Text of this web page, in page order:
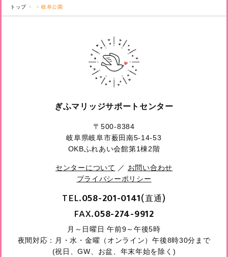
トップ 岐阜公園
ぎふマリッジサポートセンター
〒500-8384
岐阜県岐阜市薮田南5-14-53
OKBふれあい会館第1棟2階
センターについて ／ お問い合わせ
プライバシーポリシー
TEL.058-201-0141(直通)
FAX.058-274-9912
月～日曜日 午前9～午後5時
夜間対応：月・水・金曜（オンライン）午後8時30分まで
(祝日、GW、お盆、年末年始を除く)